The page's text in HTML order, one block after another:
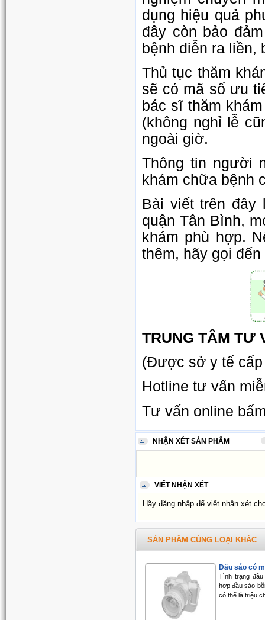
dụng hiệu quả
đây còn bảo
bệnh diễn ra liền,
Thủ tục thăm
sẽ có mã số ưu
bác sĩ thăm
(không nghỉ lễ
ngoài giờ.
Thông tin người
khám chữa bệnh
Bài viết trên đây
quận Tân Bình,
khám phù hợp.
thêm, hãy gọi
TRUNG TÂM TƯ
(Được sở y tế cấp
Hotline tư vấn
Tư vấn online
NHẬN XÉT SẢN PHẨM
VIẾT NHẬN XÉT
Hãy đăng nhập để viết nhận xét
SẢN PHẨM CÙNG LOẠI KHÁC
Đầu sáo có
Tình trạng
hợp đầu sáo
có thể là triệu